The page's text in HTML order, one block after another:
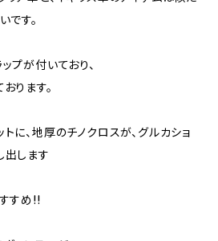
です。
プが付いており、
ります。
に、地厚のチノクロスが、グルカショ
出します
すめ!!